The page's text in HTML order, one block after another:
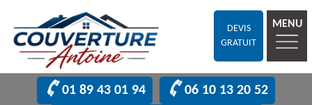
DEVIS
GRATUIT
MENU
01 89 43 01 94
06 10 13 20 52